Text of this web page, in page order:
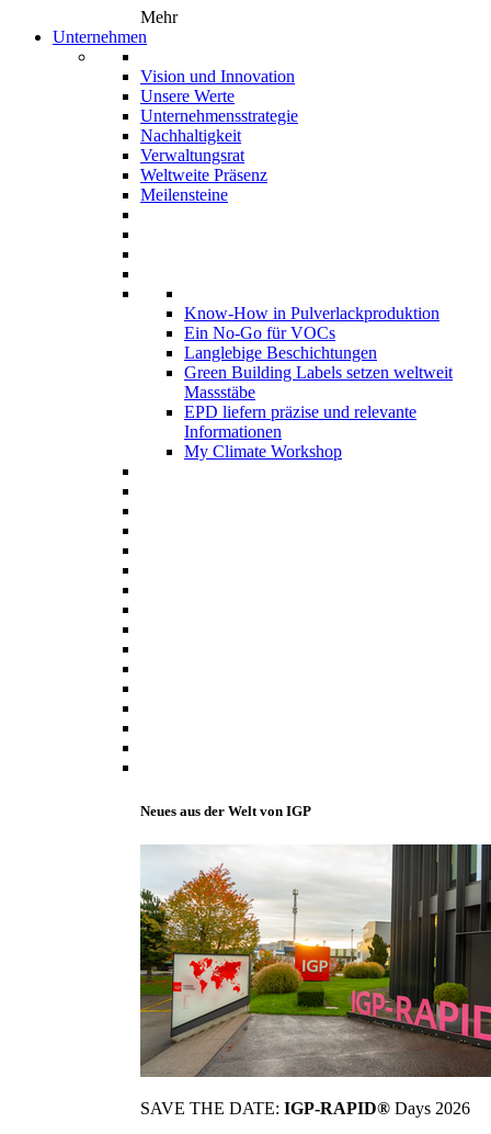
Mehr
Unternehmen
Vision und Innovation
Unsere Werte
Unternehmensstrategie
Nachhaltigkeit
Verwaltungsrat
Weltweite Präsenz
Meilensteine
Know-How in Pulverlackproduktion
Ein No-Go für VOCs
Langlebige Beschichtungen
Green Building Labels setzen weltweit
Massstäbe
EPD liefern präzise und relevante
Informationen
My Climate Workshop
Neues aus der Welt von IGP
SAVE THE DATE: IGP-RAPID® Days 2026